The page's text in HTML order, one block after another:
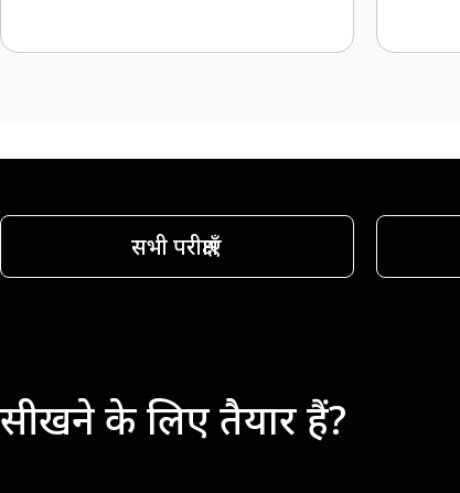
सभी परीक्षाएँ
सीखने के लिए तैयार हैं?